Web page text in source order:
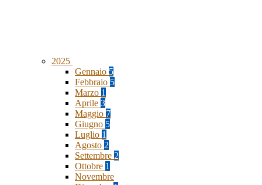
2025
Gennaio 5
Febbraio 5
Marzo 1
Aprile 3
Maggio 7
Giugno 5
Luglio 1
Agosto 2
Settembre 2
Ottobre 1
Novembre